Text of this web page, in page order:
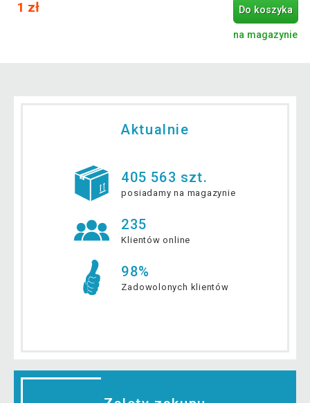
1 zł Do koszyka
na magazynie
Aktualnie
405 563 szt.
posiadamy na magazynie
235
Klientów online
98%
Zadowolonych klientów